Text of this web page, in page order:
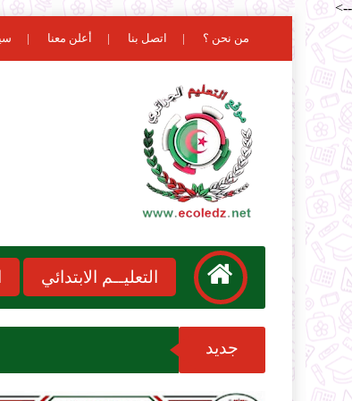
-->
من نحن ؟ اتصل بنا أعلن معنا
التعليــم الابتدائي
جديد